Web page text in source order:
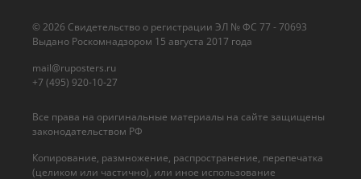
Все права на оригинальные материалы на сайте защищены
законодательством РФ
Копирование, размножение, распространение, перепечатка
(целиком или частично), или иное использование
© 2026 Cвидетельство о регистрации ЭЛ № ФС 77 - 70693
Выдано Роскомнадзором 15 августа 2017 года
mail@ruposters.ru
+7 (495) 920-10-27